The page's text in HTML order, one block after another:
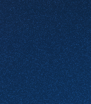
Компания*
Телефон*
Email